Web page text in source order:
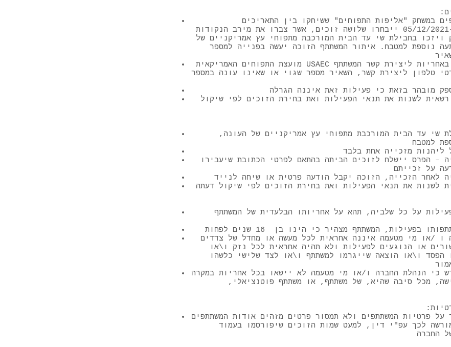
במשחק "אליפות התפוחים" ששיחקו בין התאריכים
05/12/2021-01/01/2022 ייבחרו שלושה זוכים, אשר צברו את מירב הנקודות
ויזכו בחבילת שי עד הבית המורכבת מתפוחי עץ אמריקניים של
נוספת למטבח. איתור המשתתף הזוכה יעשה בפנייה למספר
מועצת התפוחים האמריקאית USAEC אינה נושאת באחריות ליצירת קשר המשתתף
טלפון ליצירת קשר, השאיר מספר שגוי או שאינו עונה במספר
לשנות את תנאי הפעילות ואת בחירת הזוכים לפי שיקול
שי עד הבית המורכבת מתפוחי עץ אמריקניים של העונה,
– הפרס יישלח לזוכים הביתה בהתאם לפרטי הכתובת שיעבירו
על כל שלביה, תהא על אחריותו הבלעדית של המשתתף
ו /או מי מטעמה איננה אחראית לכל מעשה או מחדל של צדדים
או הנוגעים לפעילות ולא תהיה אחראית לכל נזק ו\או
ו\או הוצאה שייגרמו למשתתף ו\או לצד שלישי כלשהו
כי הנהלת החברה ו/או מי מטעמה לא יישאו בכל אחריות במקרה
מכל סיבה שהיא, של משתתף, או משתתף פוטנציאלי,
על פרטיות המשתתפים ולא תמסור פרטים מזהים אודות המשתתפים
לכך עפ"י דין, למעט שמות הזוכים שיפורסמו בעמוד